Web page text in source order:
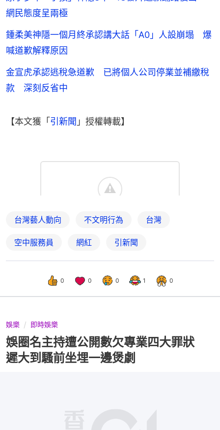
網民態度呈兩極
鍾柔美神隱一個月終承認講大話「A0」人設崩塌 爆
喊道歉解釋原因
金宣虎承認逃稅急道歉 已將個人公司停業並補繳稅
款 深刻反省中
【本文獲「 引新聞 」授權轉載】
台灣藝人動向 不文明行為 台灣
空中服務員 網紅 引新聞
0 0 0 1 0
娛樂 即時娛樂
娛圈名主持遭公開數欠專業四大罪狀
遲大到騷前坐埋一邊煲劇